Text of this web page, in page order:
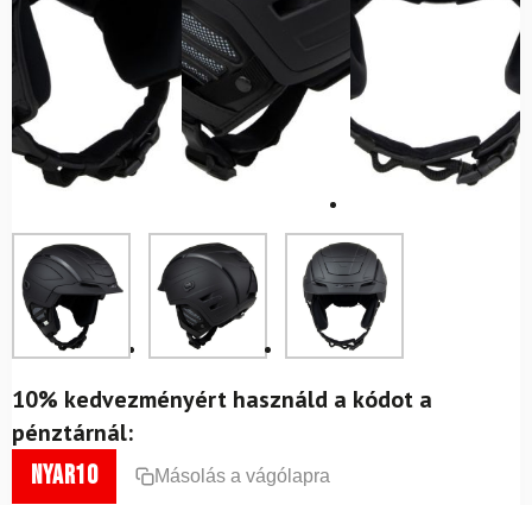
10% kedvezményért használd a kódot a
pénztárnál:
nyar10 Másolás a vágólapra